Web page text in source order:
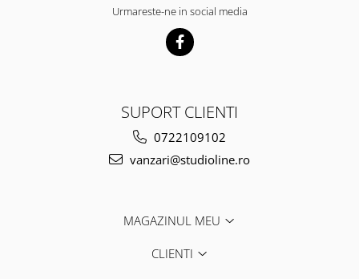
Urmareste-ne in social media
SUPORT CLIENTI
0722109102
vanzari@studioline.ro
MAGAZINUL MEU
CLIENTI